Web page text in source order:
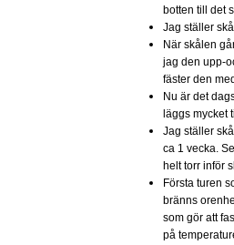
botten till det
Jag ställer
När skålen
jag den upp-
fäster den
Nu är det
läggs mycket
Jag ställer
ca 1 vecka.
helt torr inför
Första turen
bränns
som gör att
på